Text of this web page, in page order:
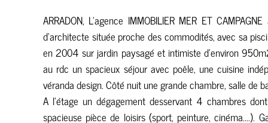
ARRADON, L'agence IMMOBILIER MER ET
d'architecte située proche des commodités, avec sa
en 2004 sur jardin paysagé et intimiste d'environ
au rdc un spacieux séjour avec poêle, une cuisine
véranda design. Côté nuit une grande chambre, salle de
A l'étage un dégagement desservant 4 chambres
spacieuse pièce de loisirs (sport, peinture, cinéma....).